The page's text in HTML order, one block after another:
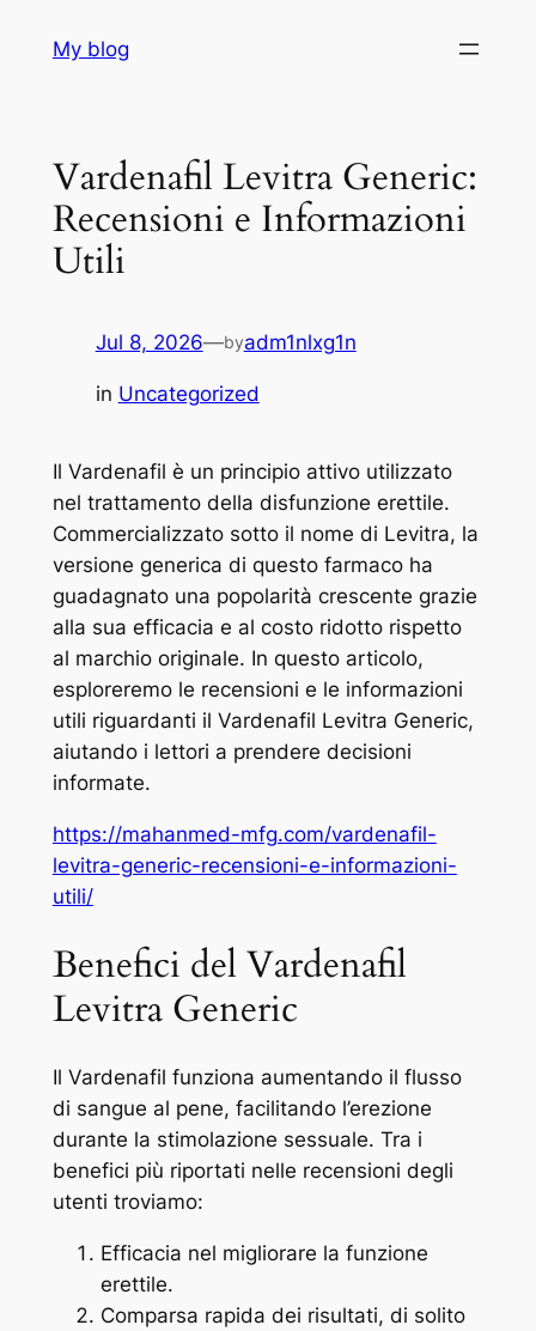
My blog
Vardenafil Levitra Generic:
Recensioni e Informazioni
Utili
Jul 8, 2026—byadm1nlxg1n
in Uncategorized
Il Vardenafil è un principio attivo utilizzato
nel trattamento della disfunzione erettile.
Commercializzato sotto il nome di Levitra, la
versione generica di questo farmaco ha
guadagnato una popolarità crescente grazie
alla sua efficacia e al costo ridotto rispetto
al marchio originale. In questo articolo,
esploreremo le recensioni e le informazioni
utili riguardanti il Vardenafil Levitra Generic,
aiutando i lettori a prendere decisioni
informate.
https://mahanmed-mfg.com/vardenafil-
levitra-generic-recensioni-e-informazioni-
utili/
Benefici del Vardenafil
Levitra Generic
Il Vardenafil funziona aumentando il flusso
di sangue al pene, facilitando l’erezione
durante la stimolazione sessuale. Tra i
benefici più riportati nelle recensioni degli
utenti troviamo:
Efficacia nel migliorare la funzione
erettile.
Comparsa rapida dei risultati, di solito